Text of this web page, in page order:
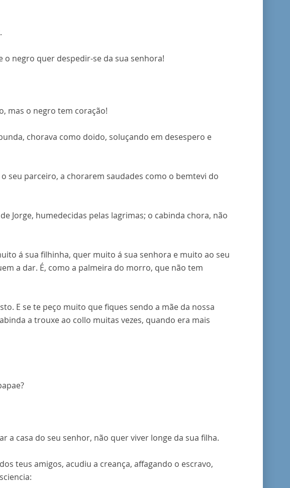
o negro quer despedir-se da sua senhora!
mas o negro tem coração!
chorava como doido, soluçando em desespero e
seu parceiro, a chorarem saudades como o bemtevi do
Jorge, humedecidas pelas lagrimas; o cabinda chora, não
á sua filhinha, quer muito á sua senhora e muito ao seu
a dar. É, como a palmeira do morro, que não tem
E se te peço muito que fiques sendo a mãe da nossa
a trouxe ao collo muitas vezes, quando era mais
a casa do seu senhor, não quer viver longe da sua filha.
teus amigos, acudiu a creança, affagando o escravo,